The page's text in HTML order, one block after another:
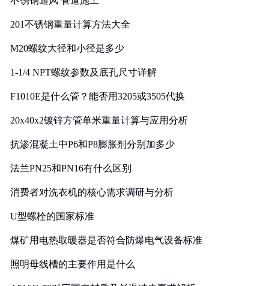
201不锈钢重量计算方法大全
M20螺纹大径和小径是多少
1-1/4 NPT螺纹参数及底孔尺寸详解
F1010E是什么管？能否用3205或3505代换
20x40x2镀锌方管单米重量计算与应用分析
抗渗混凝土中P6和P8膨胀剂分别加多少
法兰PN25和PN16有什么区别
消费者对洗衣机的核心需求调研与分析
U型螺栓的国家标准
煤矿用电热取暖器是否符合防爆电气设备标准
照明母线槽的主要作用是什么